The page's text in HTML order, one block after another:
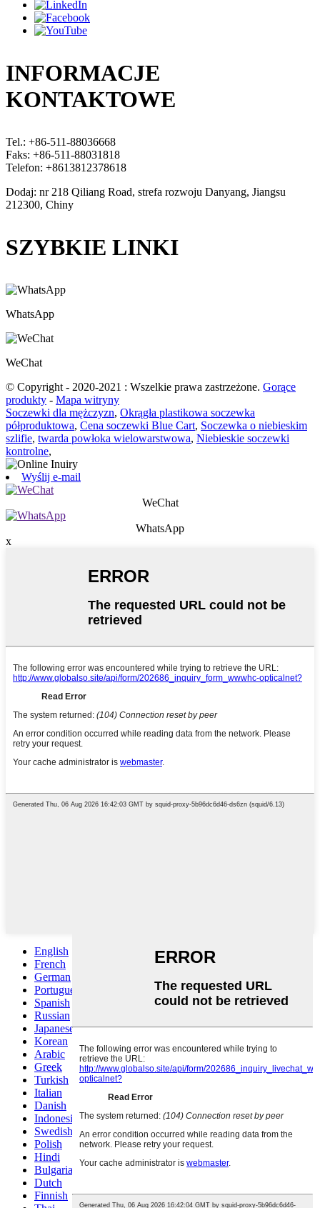
INFORMACJE
KONTAKTOWE
Tel.: +86-511-88036668
Faks: +86-511-88031818
Telefon: +8613812378618
Dodaj: nr 218 Qiliang Road, strefa rozwoju Danyang, Jiangsu
212300, Chiny
SZYBKIE LINKI
WhatsApp
WeChat
© Copyright - 2020-2021 : Wszelkie prawa zastrzeżone. Gorące
produkty - Mapa witryny
Soczewki dla mężczyzn, Okrągła plastikowa soczewka
półproduktowa, Cena soczewki Blue Cart, Soczewka o niebieskim
szlifie, twarda powłoka wielowarstwowa, Niebieskie soczewki
kontrolne,
Wyślij e-mail
WeChat
WhatsApp
x
English
French
German
Portuguese
Spanish
Russian
Japanese
Korean
Arabic
Greek
Turkish
Italian
Danish
Indonesian
Swedish
Polish
Hindi
Bulgarian
Dutch
Finnish